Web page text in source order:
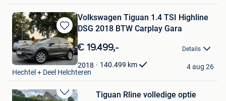
Bewaren
in
Mijn
Favorieten
Volkswagen Tiguan 1.4 TSI Highline
DSG 2018 BTW Carplay Gara
€ 19.499,- Details
2018 140.499 km
Auto's I&M
Hechtel + Deel Helchteren
4 aug 26
Tiguan Rline volledige optie